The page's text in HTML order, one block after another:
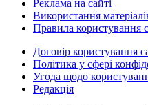
Реклама на сайті
Використання
Правила користування
Договір користування
Політика у сфері
Угода щодо
Редакція